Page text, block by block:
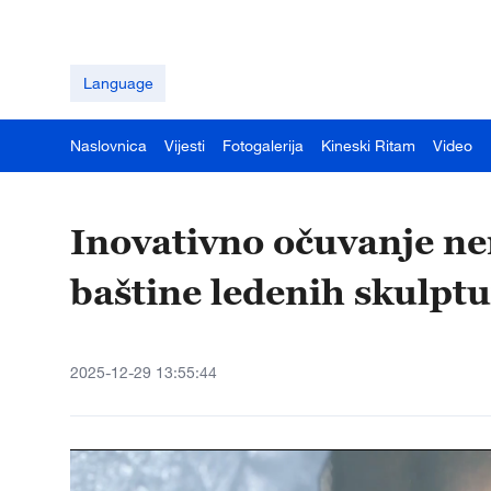
Language
Naslovnica Vijesti Fotogalerija Kineski Ritam Video
Inovativno očuvanje
baštine ledenih
2025-12-29 13:55:44